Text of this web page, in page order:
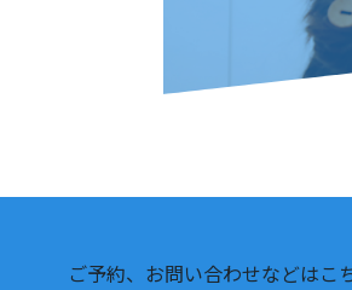
ご予約、お問い合わせなどはこ